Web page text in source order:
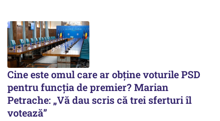
Cine este omul care ar obține voturile PSD
pentru funcția de premier? Marian
Petrache: „Vă dau scris că trei sferturi îl
votează”